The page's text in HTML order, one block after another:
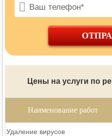
Цены на услуги по
Наименование работ
Удаление вирусов